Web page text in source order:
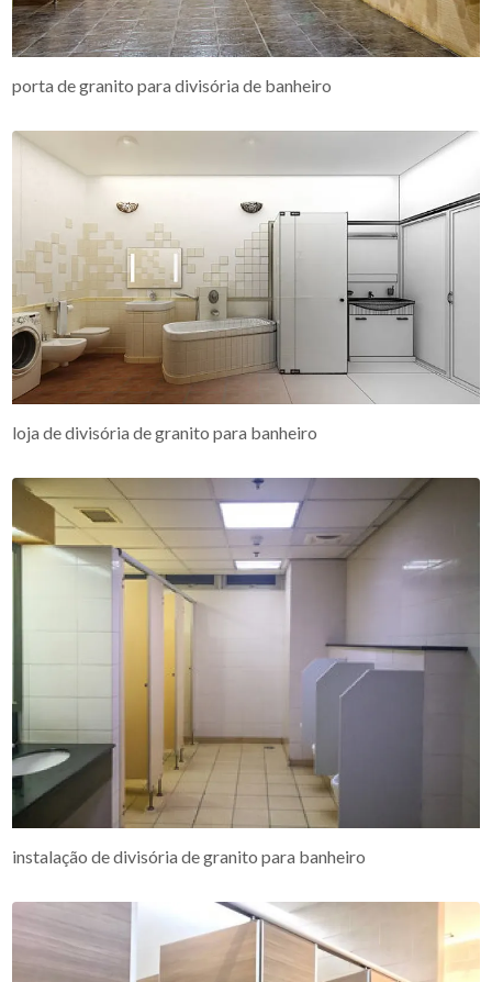
porta de granito para divisória de banheiro
loja de divisória de granito para banheiro
instalação de divisória de granito para banheiro